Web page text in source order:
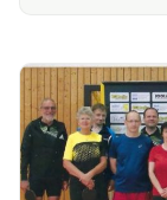
JUBILÄUM